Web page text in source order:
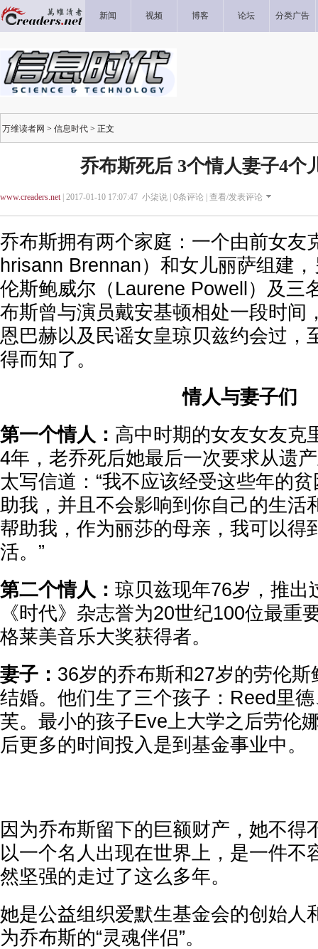
新闻 视频 博客 论坛 分类广告
万维读者网 > 信息时代 > 正文
乔布斯死后 3个情人妻子4个
www.creaders.net| 2017-01-10 17:07:47 小柒说 | 0条评论 | 查看/发表评论
乔布斯拥有两个家庭：一个由前女友
hrisann Brennan）和女儿丽萨组建
伦斯鲍威尔（Laurene Powell）及三
布斯曾与演员戴安基顿相处一段时间
恩巴赫以及民谣女皇琼贝兹约会过，
得而知了。
情人与妻子们
第一个情人： 高中时期的女友女友克
4年，老乔死后她最后一次要求从遗
太写信道：“我不应该经受这些年的
助我，并且不会影响到你自己的生
帮助我，作为丽莎的母亲，我可以得
活。”
第二个情人： 琼贝兹现年76岁，推出
《时代》杂志誉为20世纪100位最重
格莱美音乐大奖获得者。
妻子： 36岁的乔布斯和27岁的劳伦
结婚。他们生了三个孩子：Reed里
芙。最小的孩子Eve上大学之后劳伦
后更多的时间投入是到基金事业中。
因为乔布斯留下的巨额财产，她不得
以一个名人出现在世界上，是一件不
然坚强的走过了这么多年。
她是公益组织爱默生基金会的创始人
为乔布斯的“灵魂伴侣”。